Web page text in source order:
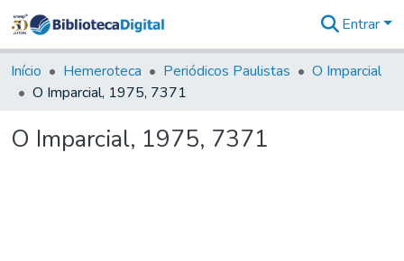
&
Coleções
Tudo na
Digital
Entrar
Início Hemeroteca Periódicos Paulistas
O Imparcial
O Imparcial, 1975, 7371
O Imparcial, 1975, 7371